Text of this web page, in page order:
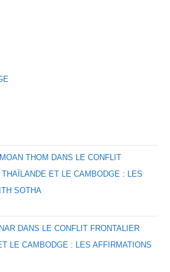
THOM DANS LE CONFLIT
THAÏLANDE ET LE CAMBODGE : LES
SOTHA
DANS LE CONFLIT FRONTALIER
LE CAMBODGE : LES AFFIRMATIONS